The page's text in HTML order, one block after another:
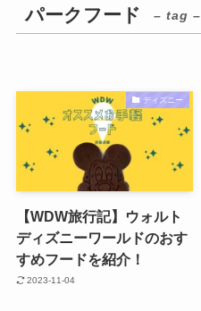
パークフード – tag –
ディズニー
【WDW旅行記】ウォルト
ディズニーワールドのおす
すめフードを紹介！
2023-11-04